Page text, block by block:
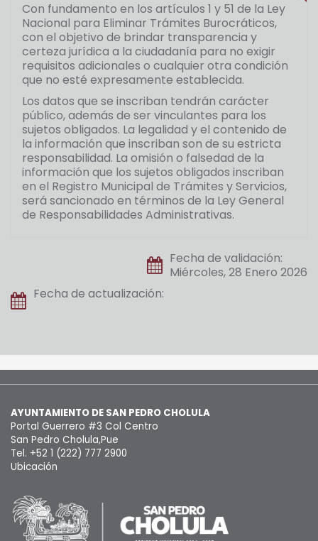
Con fundamento en los artículos 1 y 51 de la Ley
Nacional para Eliminar Trámites Burocráticos,
con el objetivo de brindar transparencia y
certeza jurídica a la ciudadanía para no exigir
requisitos adicionales o cualquier otra condición
que no esté expresamente establecida.
Los datos que se inscriban tendrán carácter
público, además de ser vinculantes para los
sujetos obligados. La legalidad y el contenido de
la información que inscriban son de su estricta
responsabilidad. La omisión o falsedad de la
información que los sujetos obligados inscriban
en el Registro Municipal de Trámites y Servicios,
será sancionado en términos de la Ley General
de Responsabilidades Administrativas.
Fecha de validación:
Miércoles, 28 Enero 2026
Fecha de actualización:
AYUNTAMIENTO DE SAN PEDRO CHOLULA
Portal Guerrero #3 Col Centro
San Pedro Cholula,Pue
Tel. +52 1 (222) 777 2900
Ubicación